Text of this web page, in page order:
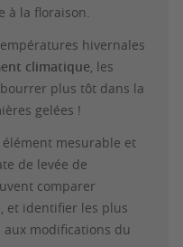
à la floraison.
hivernales
climatique, les
plus tôt dans la
gelées !
mesurable et
de levée de
comparer
et identifier les plus
modifications du